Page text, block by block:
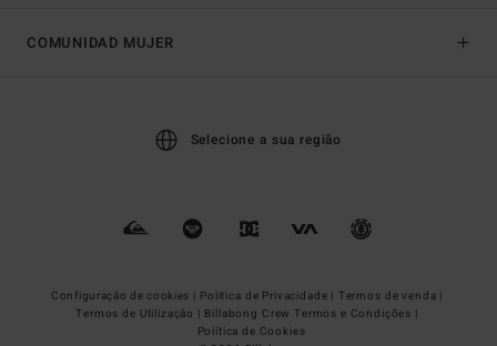
COMUNIDAD MUJER
Selecione a sua região
Configuração de cookies | Política de Privacidade | Termos de venda |
Termos de Utilizaçâo | Billabong Crew Termos e Condições |
Política de Cookies